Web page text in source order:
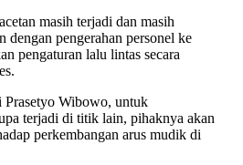
masih terjadi dan masih
dengan pengerahan personel ke
pengaturan lalu lintas secara
Wibowo, untuk
terjadi di titik lain, pihaknya akan
perkembangan arus mudik di